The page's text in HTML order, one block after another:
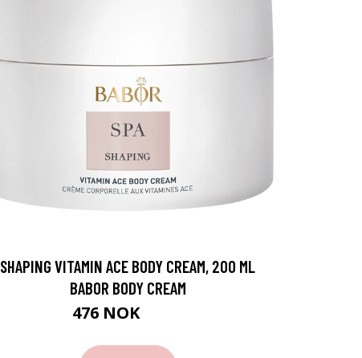
SHAPING VITAMIN ACE BODY CREAM, 200 ML
BABOR BODY CREAM
476 NOK